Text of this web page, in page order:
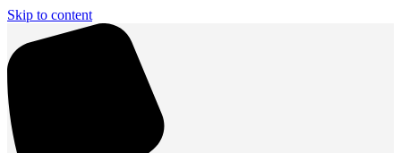
Skip to content